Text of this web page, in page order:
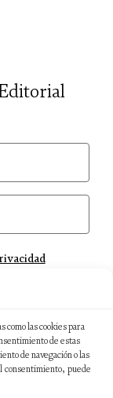
las cookies para
de estas
de navegación o las
consentimiento, puede